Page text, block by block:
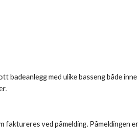
med ulike basseng både inne
faktureres ved påmelding. Påmeldingen er